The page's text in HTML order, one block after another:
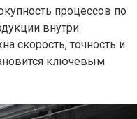
процессов по
внутри
скорость, точность и
ключевым